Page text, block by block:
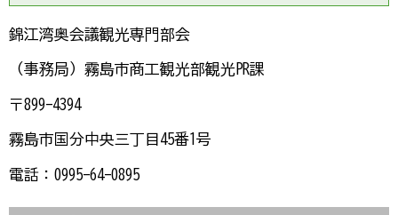
錦江湾奥会議観光専門部会
（事務局）霧島市商工観光部観光PR課
〒899-4394
霧島市国分中央三丁目45番1号
電話：0995-64-0895